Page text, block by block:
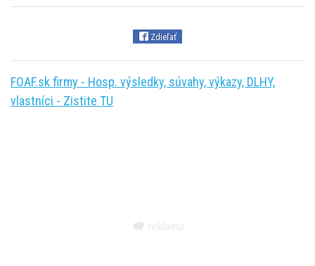
Zdieľať
FOAF.sk firmy - Hosp. výsledky, súvahy, výkazy, DLHY,
vlastníci - Zistite TU